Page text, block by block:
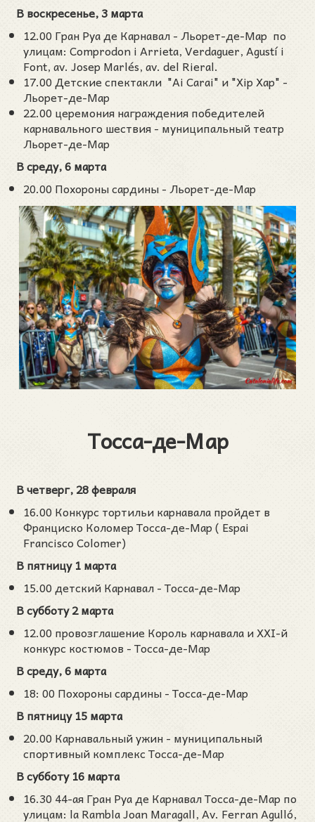
В воскресенье, 3 марта
12.00 Гран Руа де Карнавал - Льорет-де-Мар по
улицам: Comprodon i Arrieta, Verdaguer, Agustí i
Font, av. Josep Marlés, av. del Rieral.
17.00 Детские спектакли "Ai Carai" и "Xip Xap" -
Льорет-де-Мар
22.00 церемония награждения победителей
карнавального шествия - муниципальный театр
Льорет-де-Мар
В среду, 6 марта
20.00 Похороны сардины - Льорет-де-Мар
Тосса-де-Мар
В четверг, 28 февраля
16.00 Конкурс тортильи карнавала пройдет в
Франциско Коломер Тосса-де-Мар ( Espai
Francisco Colomer)
В пятницу 1 марта
15.00 детский Карнавал - Тосса-де-Мар
В субботу 2 марта
12.00 провозглашение Король карнавала и XXI-й
конкурс костюмов - Тосса-де-Мар
В среду, 6 марта
18: 00 Похороны сардины - Тосса-де-Мар
В пятницу 15 марта
20.00 Карнавальный ужин - муниципальный
спортивный комплекс Тосса-де-Мар
В субботу 16 марта
16.30 44-ая Гран Руа де Карнавал Тосса-де-Мар по
улицам: la Rambla Joan Maragall, Av. Ferran Agulló,